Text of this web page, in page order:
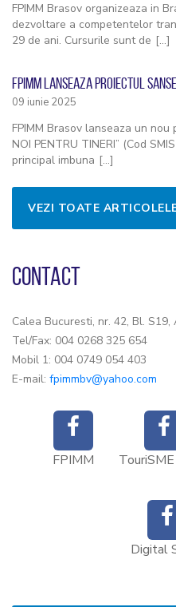
FPIMM Brasov organizeaza in
dezvoltare a competentelor
29 de ani. Cursurile sunt de [...]
FPIMM LANSEAZA PROIECTUL
09 iunie 2025
FPIMM Brasov lanseaza un nou
NOI PENTRU TINERI” (Cod
principal imbuna [...]
VEZI TOATE
CONTACT
Calea Bucuresti, nr. 42, Bl. S19,
Tel/Fax: 004 0268 325 654
Mobil 1: 004 0749 054 403
E-mail: fpimmbv@yahoo.com
FPIMM
Digital